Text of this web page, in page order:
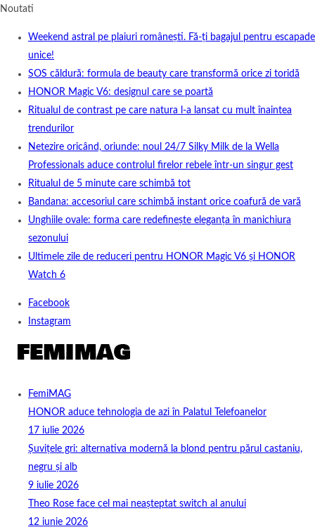
Noutati
Weekend astral pe plaiuri românești. Fă-ți bagajul pentru escapade
unice!
SOS căldură: formula de beauty care transformă orice zi toridă
HONOR Magic V6: designul care se poartă
Ritualul de contrast pe care natura l-a lansat cu mult înaintea
trendurilor
Netezire oricând, oriunde: noul 24/7 Silky Milk de la Wella
Professionals aduce controlul firelor rebele într-un singur gest
Ritualul de 5 minute care schimbă tot
Bandana: accesoriul care schimbă instant orice coafură de vară
Unghiile ovale: forma care redefinește eleganța în manichiura
sezonului
Ultimele zile de reduceri pentru HONOR Magic V6 și HONOR
Watch 6
Facebook
Instagram
FemiMAG
HONOR aduce tehnologia de azi în Palatul Telefoanelor
17 iulie 2026
Șuvițele gri: alternativa modernă la blond pentru părul castaniu,
negru și alb
9 iulie 2026
Theo Rose face cel mai neașteptat switch al anului
12 iunie 2026